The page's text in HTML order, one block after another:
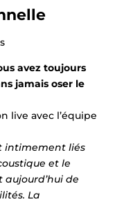
avez toujours
jamais oser le
live avec l’équipe
intimement liés
et le
de
La